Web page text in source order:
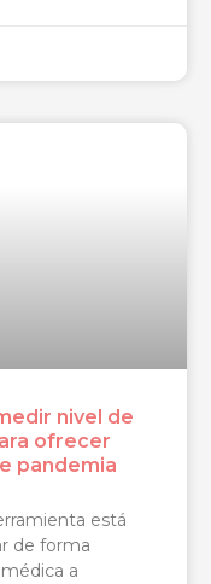
nivel de
ofrecer
pandemia
está
de forma
a